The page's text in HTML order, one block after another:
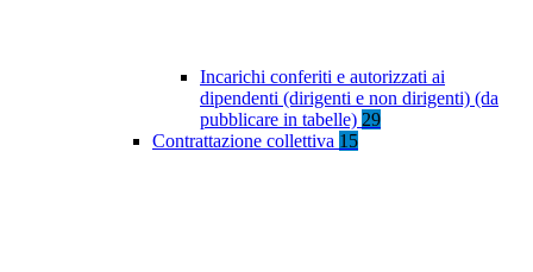
Incarichi conferiti e autorizzati ai
dipendenti (dirigenti e non dirigenti) (da
pubblicare in tabelle) 29
Contrattazione collettiva 15